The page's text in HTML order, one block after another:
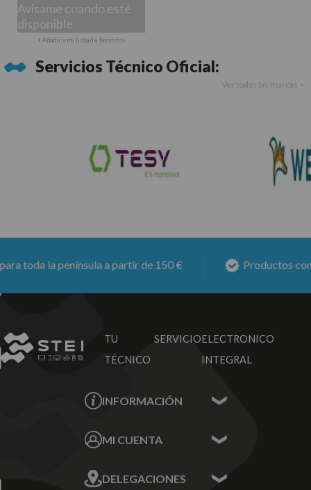
Avísame cuando esté
disponible
+ Añadir a mi lista de favoritos
Servicios Técnico Oficial:
Ver todas las marcas >
la península a partir de 150 € Productos con6
TU SERVICIO
TÉCNICO
ELECTRONICO
INTEGRAL
INFORMACIÓN
Sobre nosotros
MI CUENTA
Mis Direcciones
DELEGACIONES